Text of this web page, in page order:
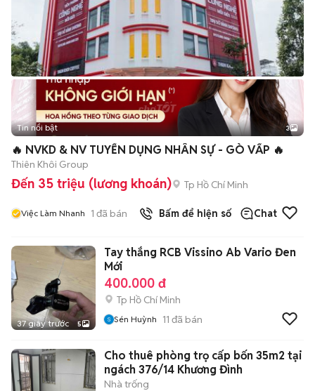
Tin nổi bật 3
🔥 NVKD & NV TUYỂN DỤNG NHÂN SỰ - GÒ VẤP 🔥
Thiên Khôi Group
Đến 35 triệu (lương khoán) Tp Hồ Chí Minh
Việc Làm Nhanh 1 đã bán Bấm để hiện số Chat
37 giây trước 5
Tay thắng RCB Vissino Ab Vario Đen
Mới
400.000 đ
Tp Hồ Chí Minh
Sén Huỳnh 11 đã bán
Cho thuê phòng trọ cấp bốn 35m2 tại
ngách 376/14 Khương Đình
Nhà trống